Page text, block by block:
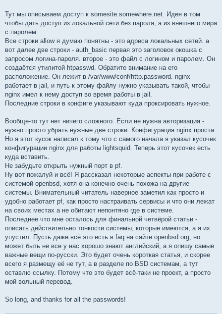
}
Тут мы описываем доступ к somesite.somewhere.net. Идея в том
чтобы дать доступ из локальной сети без пароля, а из внешнего мира
с паролем.
Все строки allow я думаю понятны - это адреса локальных сетей. а
вот далее две строки - auth_basic первая это заголовок окошка с
запросом логина-пароля. второе - это файл с логином и паролем. Он
создаётся утилитой htpasswd. Обратите внимание на его
расположение. Он лежит в /var/www/conf/http.password. nginx
работает в jail, и путь к этому файлу нужно указывать такой, чтобы
nginx имел к нему доступ во время работы в jail.
Последние строки в конфиге указывают куда проксировать нужное.
Вообще-то тут нет ничего сложного. Если не нужна авторизация -
нужно просто убрать нужные две строки. Конфигурация nginx проста.
Но я этот кусок написал к тому что с самого начала я указал кусочек
конфигурации nginx для работы lightsquid. Теперь этот кусочек есть
куда вставить.
Не забудьте открыть нужный порт в pf.
Ну вот пожалуй и всё! Я рассказал некоторые аспекты при работе с
системой openbsd, хотя она конечно очень похожа на другие
системы. Внимательный читатель наверное заметил как просто и
удобно работает pf, как просто настраивать сервисы и что они лежат
на своих местах а не обитают непонтяно где в системе.
Последнее что мне осталось для финальной четвёрой статьи -
описать действительно тонкости системы, которые имеются, а я их
упустил. Пусть даже всё это есть в faq на сайте openbsd.org, но
может быть не все у нас хорошо знают английский, а я опишу самые
важные вещи по-русски. Это будет очень короткая статья, и скорее
всего я размещу её не тут, а в разделе по BSD системам, а тут
оставлю ссылку. Потому что это будет всё-таки не проект, а просто
мой вольный перевод.
So long, and thanks for all the passwords!